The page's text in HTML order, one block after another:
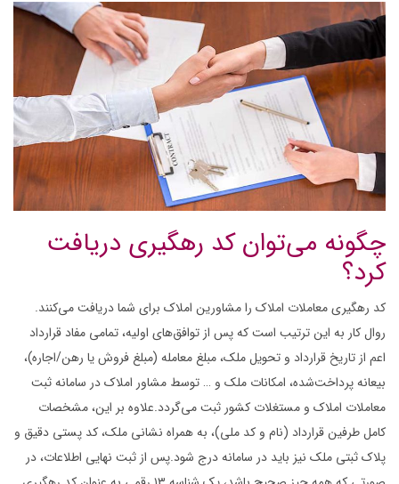
چگونه می‌توان کد رهگیری دریافت
کرد؟
کد رهگیری معاملات املاک را مشاورین املاک برای شما دریافت می‌کنند.
روال کار به این ترتیب است که پس از توافق‌های اولیه، تمامی مفاد قرارداد
اعم از تاریخ قرارداد و تحویل ملک، مبلغ معامله (مبلغ فروش یا رهن/اجاره)،
بیعانه پرداخت‌شده، امکانات ملک و … توسط مشاور املاک در سامانه ثبت
معاملات املاک و مستغلات کشور ثبت می‌گردد.علاوه بر این، مشخصات
کامل طرفین قرارداد (نام و کد ملی)، به همراه نشانی ملک، کد پستی دقیق و
پلاک ثبتی ملک نیز باید در سامانه درج شود.پس از ثبت نهایی اطلاعات، در